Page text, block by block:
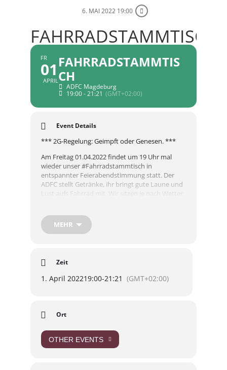
6. MAI 2022 19:00
FAHRRADSTAMMTISCH
FR
01
APRIL
FAHRRADSTAMMTIS
CH
ADFC Magdeburg
19:00 - 21:21 (GMT+02:00)
Event Details
*** 2G-Regelung: Geimpft oder Genesen. ***
Am Freitag 01.04.2022 findet um 19 Uhr mal
wieder unser #Fahrradstammtisch in
entspannter Feierabendstimmung statt. Der
ADFC stellt Getränke, ihr bringt gute Laune und
Lust aufs Fahrrad mit. Wir sitzen je nach Wetter
Radfahrende in Magdeburg, planen kleine
Projekte und überlegen, wie wir Magdeburg zur
Tisch kommt.
Kommt vorbei, bringt Eure Themen mit! Ihr seid
herzlich eingeladen! #Radverkehrvoranbringen
in #Magdeburg 🚲🚲🚲
MEHR
Zeit
1. April 202219:00-21:21 (GMT+02:00)
Ort
OTHER EVENTS